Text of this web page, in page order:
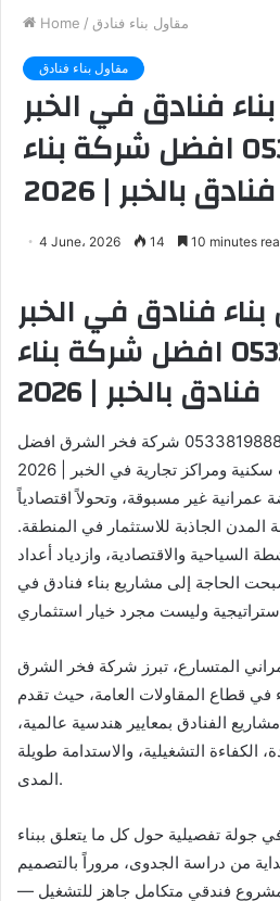
Home / مقاول بناء فنادق
مقاول بناء فنادق
فنادق في الخبر
0533819888 افضل شركة بناء
فنادق بالخبر | 2026
4 June، 2026 14 10 minutes
فنادق في الخبر
0533819888 افضل شركة بناء
فنادق بالخبر | 2026
مقاول بناء فنادق في الخبر 0533819888 شركة فخر الشرق افضل
شركة بناء فنادق ومجمعات سكنية ومراكز تجارية في الخبر | 2026
عمرانية غير مسبوقة، وتحولاً اقتصادياً
الجاذبة للاستثمار في المنطقة.
السياحية والاقتصادية، وازدياد أعداد
الحاجة إلى مشاريع بناء فنادق في
المتسارع، تبرز شركة فخر الشرق
في قطاع المقاولات العامة، حيث تقدم
الفنادق بمعايير هندسية عالمية،
الكفاءة التشغيلية، والاستدامة طويلة
المدى.
جولة تفصيلية حول كل ما يتعلق ببناء
من دراسة الجدوى، مروراً بالتصميم
مشروع فندقي متكامل جاهز للتشغيل —